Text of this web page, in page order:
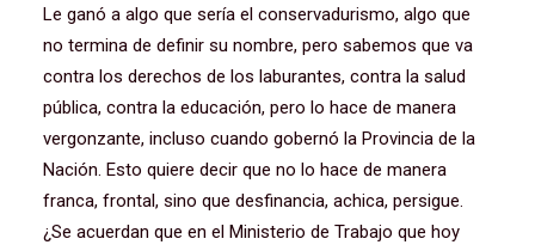
Le ganó a algo que sería el conservadurismo, algo que
no termina de definir su nombre, pero sabemos que va
contra los derechos de los laburantes, contra la salud
pública, contra la educación, pero lo hace de manera
vergonzante, incluso cuando gobernó la Provincia de la
Nación. Esto quiere decir que no lo hace de manera
franca, frontal, sino que desfinancia, achica, persigue.
¿Se acuerdan que en el Ministerio de Trabajo que hoy